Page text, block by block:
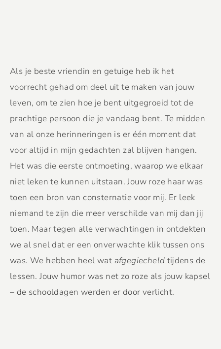
Als je beste vriendin en getuige heb ik het
voorrecht gehad om deel uit te maken van jouw
leven, om te zien hoe je bent uitgegroeid tot de
prachtige persoon die je vandaag bent. Te midden
van al onze herinneringen is er één moment dat
voor altijd in mijn gedachten zal blijven hangen.
Het was die eerste ontmoeting, waarop we elkaar
niet leken te kunnen uitstaan. Jouw roze haar was
toen een bron van consternatie voor mij. Er leek
niemand te zijn die meer verschilde van mij dan jij
toen. Maar tegen alle verwachtingen in ontdekten
we al snel dat er een onverwachte klik tussen ons
was. We hebben heel wat afgegiecheld tijdens de
lessen. Jouw humor was net zo roze als jouw kapsel
– de schooldagen werden er door verlicht.